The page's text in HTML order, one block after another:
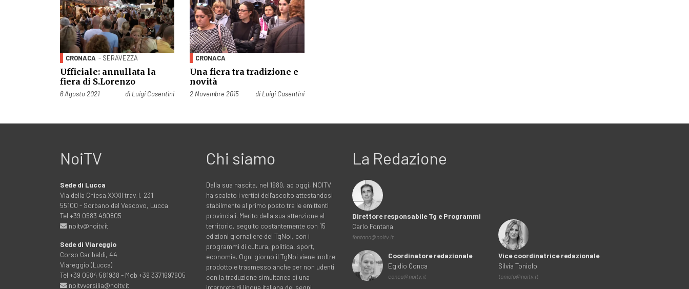
CRONACA - SERAVEZZA
Ufficiale: annullata la
fiera di S.Lorenzo
Pubblicato il
6 Agosto 2021 di Luigi Casentini
CRONACA
Una fiera tra tradizione e
novità
Pubblicato il
2 Novembre 2015 di Luigi Casentini
NoiTV
Sede di Lucca
Via della Chiesa XXXII trav. I, 231
55100 - Sorbano del Vescovo, Lucca
Tel +39 0583 490805
noitv@noitv.it
Sede di Viareggio
Corso Garibaldi, 44
Viareggio (Lucca)
Tel +39 0584 581938 - Mob +39 3371697605
noitvversilia@noitv.it
Chi siamo
Dalla sua nascita, nel 1989, ad oggi, NOITV
ha scalato i vertici dell'ascolto attestandosi
stabilmente al primo posto tra le emittenti
provinciali. Merito della sua attenzione al
territorio, seguito costantemente con 15
edizioni giornaliere del TgNoi, con i
programmi di cultura, politica, sport,
economia. Ogni giorno il TgNoi viene inoltre
prodotto e trasmesso anche per non udenti
con la traduzione simultanea di una
La Redazione
Direttore responsabile Tg e Programmi
Carlo Fontana
fontana@noitv.it
Coordinatore redazionale
Egidio Conca
conca@noitv.it
Vice coordinatrice redazionale
Silvia Toniolo
toniolo@noitv.it